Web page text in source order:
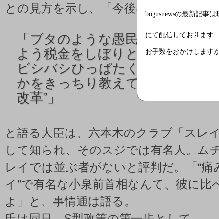
bogusnewsの最新記事は
にて配信しております
お手数をおかけします
との見方を示し、「今後はSでいく」
「 ブタのような愚民どもを生か
よう税金をしぼりとり、働かな
ビシバシひっぱたく。誰が御主
かをきっちり教えていく。これ
改革”」
と語る大臣は、六本木のクラブ「スレ
して知られ、そのスジでは有名人。ム
レイでは並ぶ者がないと評判だ。「“
イ”で有名な小泉前首相なんて、彼に比
よ」と、事情通は語る。